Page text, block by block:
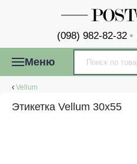
(098) 982-82-32
Меню
Vellum
Этикетка Vellum 30x55